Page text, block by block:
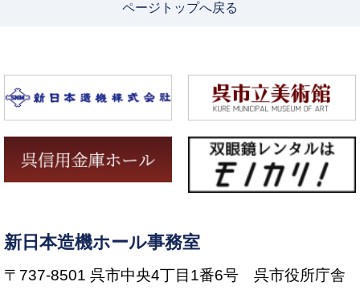
ページトップへ戻る
新日本造機ホール事務室
〒737-8501 呉市中央4丁目1番6号 呉市役所庁舎